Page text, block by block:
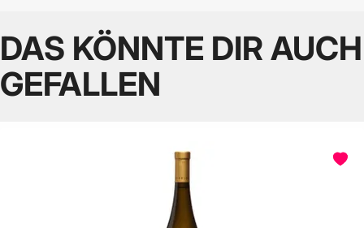
DAS KÖNNTE DIR AUCH
GEFALLEN